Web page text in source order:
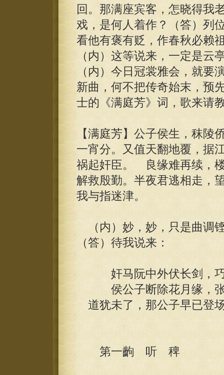
回。那满座宾客，怎晓得我
戏，是何人着作？（答）列
看他有褒有贬，作春秋必赖
（内）这等说来，一定是云
（内）今日冠裳雅会，就要
新曲，何不把传奇始末，预
士的《满庭芳》词，歌来请
【满庭芳】公子侯生，秣陵
一宵分。又值天翻地覆，据
祸起奸臣。 良缘难再续，
解救殷勤。半夜君逃相走，
我与指迷津。
（内）妙，妙，只是曲调
（答）待我说来：
奸马阮中外伏长剑，巧
侯公子断除花月缘，张
道犹未了，那公子早已登
第一齣 听 稗